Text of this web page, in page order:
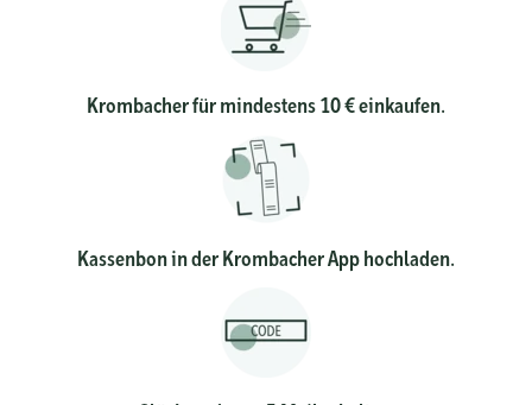
Krombacher für mindestens 10 € einkaufen.
Kassenbon in der Krombacher App hochladen.